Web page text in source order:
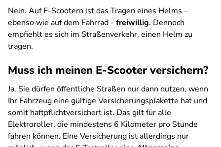
Nein. Auf E-Scootern ist das Tragen eines Helms –
ebenso wie auf dem Fahrrad - freiwillig. Dennoch
empfiehlt es sich im Straßenverkehr, einen Helm zu
tragen.
Muss ich meinen E-Scooter versichern?
Ja. Sie dürfen öffentliche Straßen nur dann nutzen, wenn
Ihr Fahrzeug eine gültige Versicherungsplakette hat und
somit haftpflichtversichert ist. Das gilt für alle
Elektroroller, die mindestens 6 Kilometer pro Stunde
fahren können. Eine Versicherung ist allerdings nur